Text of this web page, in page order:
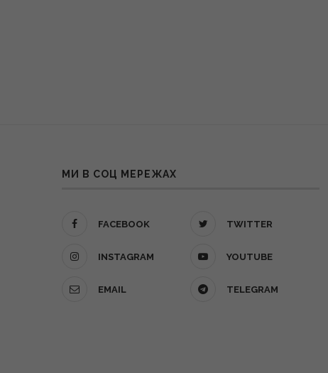
МИ В СОЦ МЕРЕЖАХ
FACEBOOK TWITTER
INSTAGRAM YOUTUBE
EMAIL TELEGRAM